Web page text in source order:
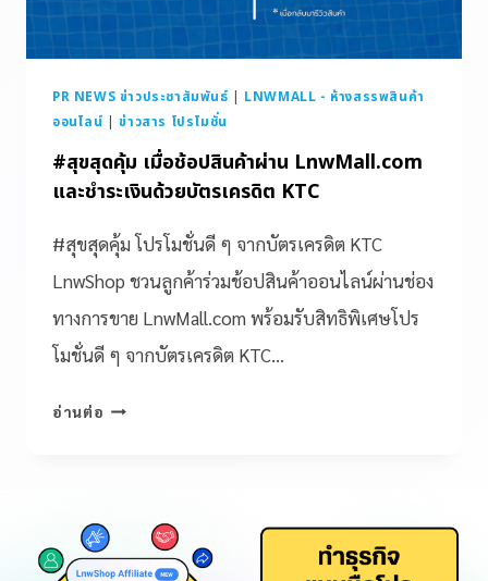
PR NEWS ข่าวประชาสัมพันธ์ | LNWMALL - ห้างสรรพสินค้า
ออนไลน์ |ข่าวสาร โปรโมชั่น
#สุขสุดคุ้ม เมื่อช้อปสินค้าผ่าน LnwMall.com
และชำระเงินด้วยบัตรเครดิต KTC
#สุขสุดคุ้ม โปรโมชั่นดี ๆ จากบัตรเครดิต KTC
LnwShop ชวนลูกค้าร่วมช้อปสินค้าออนไลน์ผ่านช่อง
ทางการขาย LnwMall.com พร้อมรับสิทธิพิเศษโปร
โมชั่นดี ๆ จากบัตรเครดิต KTC…
อ่านต่อ